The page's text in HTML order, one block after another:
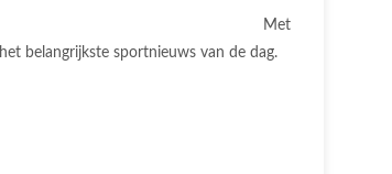
Met
het belangrijkste sportnieuws van de dag.